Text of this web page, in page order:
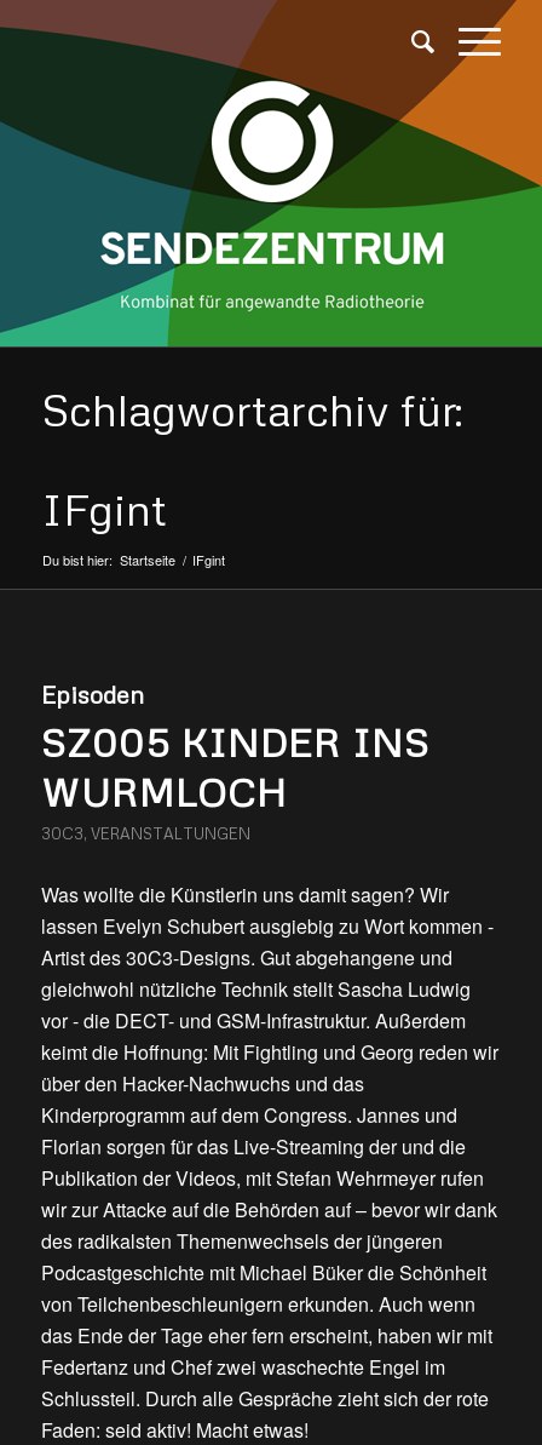
Schlagwortarchiv für:
IFgint
Du bist hier: Startseite / IFgint
Episoden
SZ005 KINDER INS
WURMLOCH
30C3, VERANSTALTUNGEN
Was wollte die Künstlerin uns damit sagen? Wir
lassen Evelyn Schubert ausgiebig zu Wort kommen -
Artist des 30C3-Designs. Gut abgehangene und
gleichwohl nützliche Technik stellt Sascha Ludwig
vor - die DECT- und GSM-Infrastruktur. Außerdem
keimt die Hoffnung: Mit Fightling und Georg reden wir
über den Hacker-Nachwuchs und das
Kinderprogramm auf dem Congress. Jannes und
Florian sorgen für das Live-Streaming der und die
Publikation der Videos, mit Stefan Wehrmeyer rufen
wir zur Attacke auf die Behörden auf – bevor wir dank
des radikalsten Themenwechsels der jüngeren
Podcastgeschichte mit Michael Büker die Schönheit
von Teilchenbeschleunigern erkunden. Auch wenn
das Ende der Tage eher fern erscheint, haben wir mit
Federtanz und Chef zwei waschechte Engel im
Schlussteil. Durch alle Gespräche zieht sich der rote
Faden: seid aktiv! Macht etwas!